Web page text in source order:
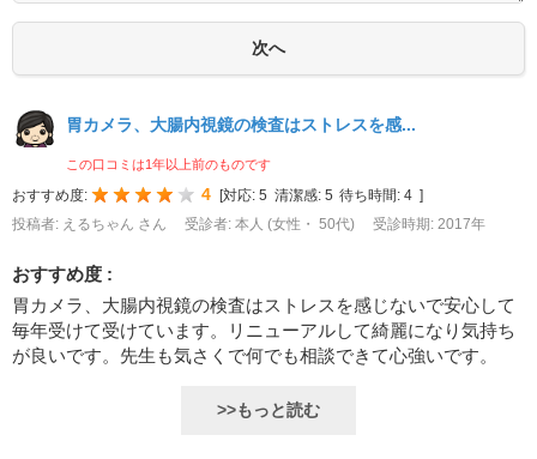
胃カメラ、大腸内視鏡の検査はストレスを感...
この口コミは1年以上前のものです
おすすめ度: 4 [対応: 5 清潔感: 5 待ち時間: 4 ]
投稿者: えるちゃん さん
受診者: 本人 (女性・ 50代) 受診時期: 2017年
おすすめ度 :
胃カメラ、大腸内視鏡の検査はストレスを感じないで安心して
毎年受けて受けています。リニューアルして綺麗になり気持ち
が良いです。先生も気さくで何でも相談できて心強いです。
>>もっと読む